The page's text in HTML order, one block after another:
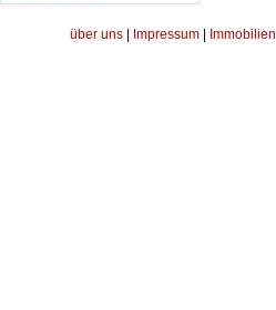
über uns Impressum Immobilien